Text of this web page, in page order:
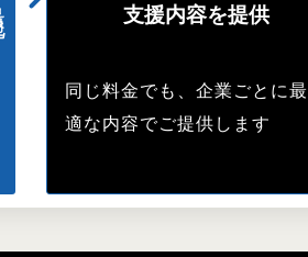
支援内容を提供
同じ料金でも、企業ごとに最
適な内容でご提供します